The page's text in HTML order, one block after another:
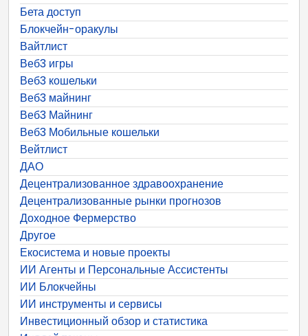
Бета доступ
Блокчейн-оракулы
Вайтлист
Веб3 игры
Веб3 кошельки
Веб3 майнинг
Веб3 Майнинг
Веб3 Мобильные кошельки
Вейтлист
ДАО
Децентрализованное здравоохранение
Децентрализованные рынки прогнозов
Доходное Фермерство
Другое
Екосистема и новые проекты
ИИ Агенты и Персональные Ассистенты
ИИ Блокчейны
ИИ инструменты и сервисы
Инвестиционный обзор и статистика